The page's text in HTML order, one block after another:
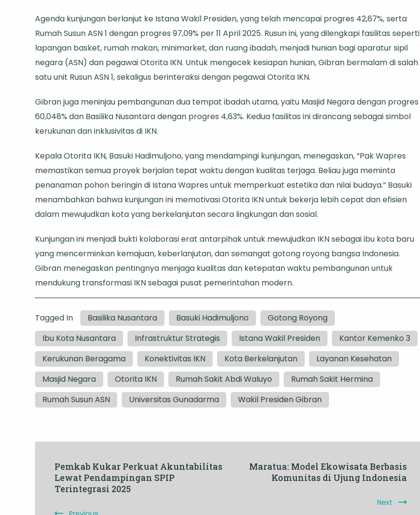
Agenda kunjungan berlanjut ke Istana Wakil Presiden, yang telah mencapai progres 42,67%, serta
Rumah Susun ASN 1 dengan progres 97,09% per 11 April 2025. Rusun ini, yang dilengkapi fasilitas seperti
lapangan basket, rumah makan, minimarket, dan ruang ibadah, menjadi hunian bagi aparatur sipil
negara (ASN) dan pegawai Otorita IKN. Untuk mengecek kesiapan hunian, Gibran bermalam di salah
satu unit Rusun ASN 1, sekaligus berinteraksi dengan pegawai Otorita IKN.
Gibran juga meninjau pembangunan dua tempat ibadah utama, yaitu Masjid Negara dengan progres
60,048% dan Basilika Nusantara dengan progres 4,63%. Kedua fasilitas ini dirancang sebagai simbol
kerukunan dan inklusivitas di IKN.
Kepala Otorita IKN, Basuki Hadimuljono, yang mendampingi kunjungan, menegaskan, “Pak Wapres
memastikan semua proyek berjalan tepat waktu dengan kualitas terjaga. Beliau juga meminta
penanaman pohon beringin di Istana Wapres untuk memperkuat estetika dan nilai budaya.” Basuki
menambahkan bahwa kunjungan ini memotivasi Otorita IKN untuk bekerja lebih cepat dan efisien
dalam mewujudkan kota yang berkelanjutan secara lingkungan dan sosial.
Kunjungan ini menjadi bukti kolaborasi erat antarpihak untuk mewujudkan IKN sebagai ibu kota baru
yang mencerminkan kemajuan, keberlanjutan, dan semangat gotong royong bangsa Indonesia.
Gibran menegaskan pentingnya menjaga kualitas dan ketepatan waktu pembangunan untuk
mendukung transformasi IKN sebagai pusat pemerintahan modern.
Tagged In Basilika Nusantara Basuki Hadimuljono
Gotong Royong
Ibu Kota Nusantara
Infrastruktur Strategis Istana Wakil Presiden
Kantor Kemenko 3
Kerukunan Beragama
Konektivitas IKN Kota Berkelanjutan
Layanan Kesehatan
Masjid Negara
Otorita IKN Rumah Sakit Abdi Waluyo
Rumah Sakit Hermina
Rumah Susun ASN
Universitas Gunadarma Wakil Presiden Gibran
Post
Navigation
Pemkab Kukar Perkuat Akuntabilitas
Lewat Pendampingan SPIP
Terintegrasi 2025
Maratua: Model Ekowisata Berbasis
Komunitas di Ujung Indonesia
Next